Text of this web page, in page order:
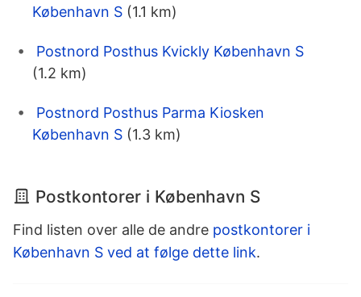
København S (1.1 km)
Postnord Posthus Kvickly København S
(1.2 km)
Postnord Posthus Parma Kiosken
København S (1.3 km)
Postkontorer i København S
Find listen over alle de andre postkontorer i
København S ved at følge dette link.